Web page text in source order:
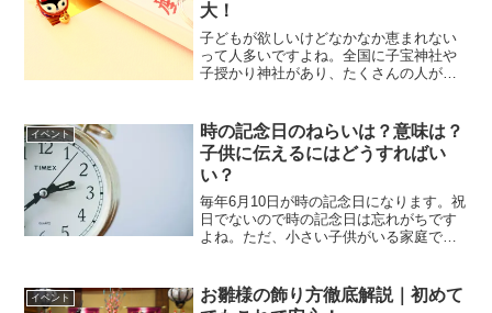
大！
子どもが欲しいけどなかなか恵まれない
って人多いですよね。全国に子宝神社や
子授かり神社があり、たくさんの人がお
普段は抱えることができない子宝石を抱
くことによって子宝に恵ま...
イベント
時の記念日のねらいは？意味は？
子供に伝えるにはどうすればい
い？
毎年6月10日が時の記念日になります。祝
日でないので時の記念日は忘れがちです
よね。ただ、小さい子供がいる家庭で
時の記念日のねらいや意味、そして子供
に伝えるにはどう話せば...
イベント
お雛様の飾り方徹底解説｜初めて